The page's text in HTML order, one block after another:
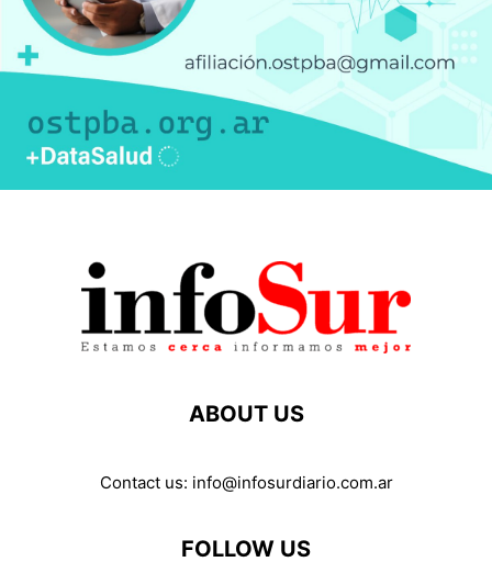
ABOUT US
Contact us: info@infosurdiario.com.ar
FOLLOW US